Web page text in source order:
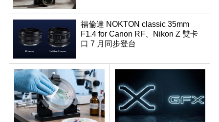
福倫達 NOKTON classic 35mm
F1.4 for Canon RF、Nikon Z 雙卡
口 7 月同步登台